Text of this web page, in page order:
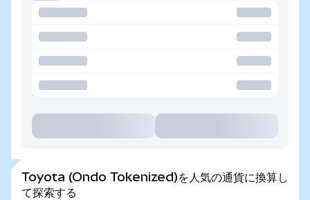
Toyota (Ondo Tokenized)を人気の通貨に換算し
て探索する